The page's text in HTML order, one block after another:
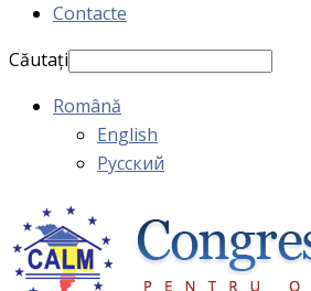
Contacte
Căutați
Română
English
Русский